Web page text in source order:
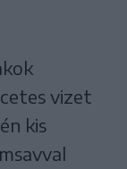
vizet
kis